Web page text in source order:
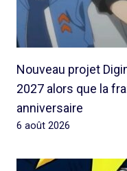
Nouveau projet
2027 alors que la
anniversaire
6 août 2026